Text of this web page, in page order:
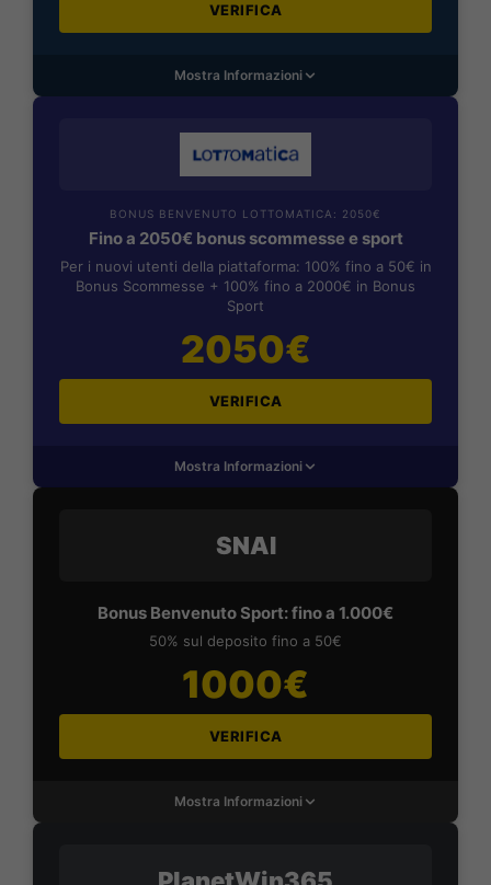
VERIFICA
Mostra Informazioni
BONUS BENVENUTO LOTTOMATICA: 2050€
Fino a 2050€ bonus scommesse e sport
Per i nuovi utenti della piattaforma: 100% fino a 50€ in
Bonus Scommesse + 100% fino a 2000€ in Bonus
Sport
2050€
VERIFICA
Mostra Informazioni
SNAI
Bonus Benvenuto Sport: fino a 1.000€
50% sul deposito fino a 50€
1000€
VERIFICA
Mostra Informazioni